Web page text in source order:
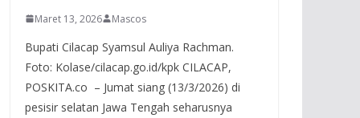
Maret 13, 2026 Mascos
Bupati Cilacap Syamsul Auliya Rachman.
Foto: Kolase/cilacap.go.id/kpk CILACAP,
POSKITA.co – Jumat siang (13/3/2026) di
pesisir selatan Jawa Tengah seharusnya